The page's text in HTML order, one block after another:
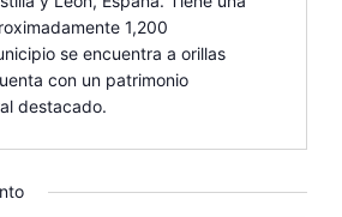
1,200
se encuentra a orillas
con un patrimonio
destacado.